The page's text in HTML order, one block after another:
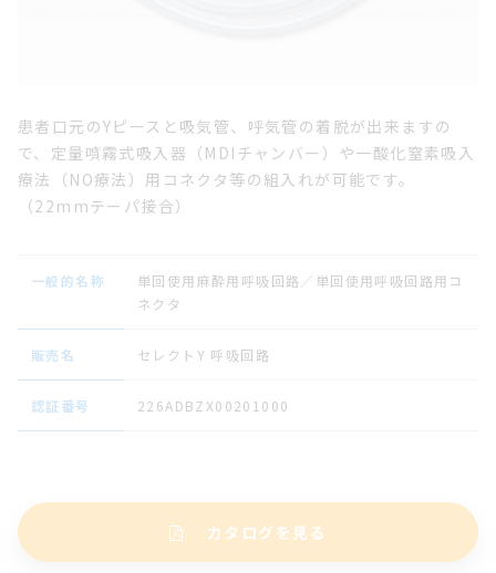
患者口元のYピースと吸気管、呼気管の着脱が出来ますの
で、定量噴霧式吸入器（MDIチャンバー）や一酸化窒素吸入
療法（NO療法）用コネクタ等の組入れが可能です。
（22mmテーパ接合）
一般的名称
単回使用麻酔用呼吸回路／単回使用呼吸回路用コ
ネクタ
販売名 セレクトY 呼吸回路
認証番号 226ADBZX00201000
カタログを見る